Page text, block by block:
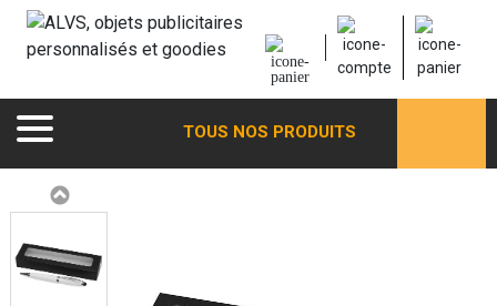
TOUS NOS PRODUITS